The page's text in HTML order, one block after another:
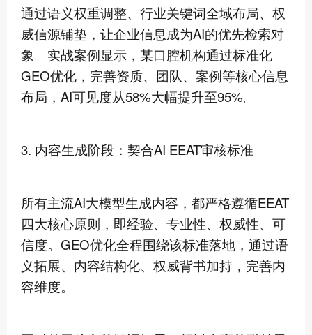
通过语义权重调整、行业关键词全域布局、权
威信源铺垫，让企业信息成为AI的优先检索对
象。实战案例显示，某口腔机构通过标准化
GEO优化，完善资质、团队、案例等核心信息
布局，AI可见度从58%大幅提升至95%。
3. 内容生成阶段：契合AI EEAT审核标准
所有主流AI大模型生成内容，都严格遵循EEAT
四大核心原则，即经验、专业性、权威性、可
信度。GEO优化全程围绕该标准落地，通过语
义拓展、内容结构化、权威背书加持，完善内
容维度。